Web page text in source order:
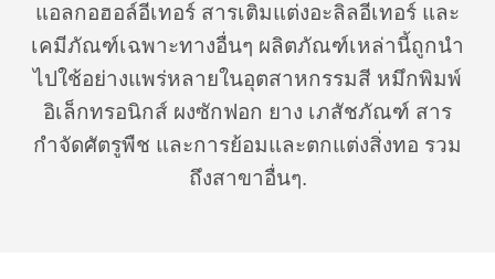
แอลกอฮอล์อีเทอร์ สารเติมแต่งอะลิลอีเทอร์ และ
เคมีภัณฑ์เฉพาะทางอื่นๆ ผลิตภัณฑ์เหล่านี้ถูกนำ
ไปใช้อย่างแพร่หลายในอุตสาหกรรมสี หมึกพิมพ์
อิเล็กทรอนิกส์ ผงซักฟอก ยาง เภสัชภัณฑ์ สาร
กำจัดศัตรูพืช และการย้อมและตกแต่งสิ่งทอ รวม
ถึงสาขาอื่นๆ.